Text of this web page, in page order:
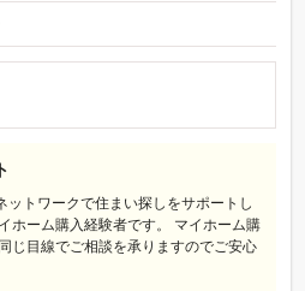
トワークで住まい探しをサポートし
ホーム購入経験者です。 マイホーム購
じ目線でご相談を承りますのでご安心